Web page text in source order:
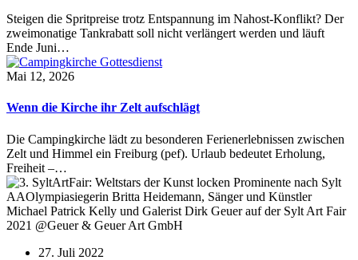
Steigen die Spritpreise trotz Entspannung im Nahost-Konflikt? Der
zweimonatige Tankrabatt soll nicht verlängert werden und läuft
Ende Juni…
Mai 12, 2026
Wenn die Kirche ihr Zelt aufschlägt
Die Campingkirche lädt zu besonderen Ferienerlebnissen zwischen
Zelt und Himmel ein Freiburg (pef). Urlaub bedeutet Erholung,
Freiheit –…
AAOlympiasiegerin Britta Heidemann, Sänger und Künstler
Michael Patrick Kelly und Galerist Dirk Geuer auf der Sylt Art Fair
2021 @Geuer & Geuer Art GmbH
27. Juli 2022